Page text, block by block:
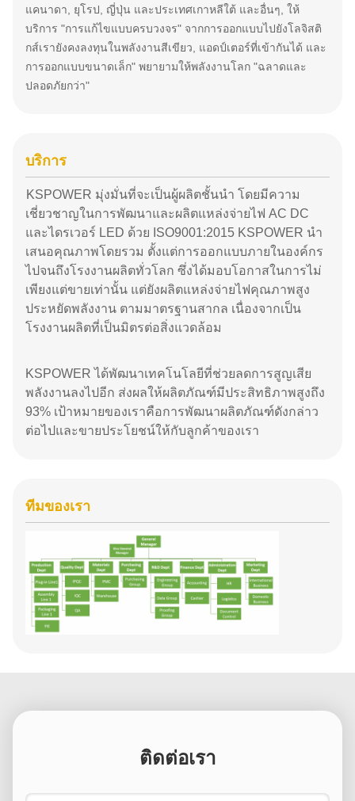
แคนาดา, ยุโรป, ญี่ปุ่น และประเทศเกาหลีใต้ และอื่นๆ, ให้
บริการ "การแก้ไขแบบครบวงจร" จากการออกแบบไปยังโลจิสติ
กส์เรายังคงลงทุนในพลังงานสีเขียว, แอดป์เตอร์ที่เข้ากันได้ และ
การออกแบบขนาดเล็ก" พยายามให้พลังงานโลก "ฉลาดและ
ปลอดภัยกว่า"
บริการ
KSPOWER มุ่งมั่นที่จะเป็นผู้ผลิตชั้นนำ โดยมีความ
เชี่ยวชาญในการพัฒนาและผลิตแหล่งจ่ายไฟ AC DC
และไดรเวอร์ LED ด้วย ISO9001:2015 KSPOWER นำ
เสนอคุณภาพโดยรวม ตั้งแต่การออกแบบภายในองค์กร
ไปจนถึงโรงงานผลิตทั่วโลก ซึ่งได้มอบโอกาสในการไม่
เพียงแต่ขายเท่านั้น แต่ยังผลิตแหล่งจ่ายไฟคุณภาพสูง
ประหยัดพลังงาน ตามมาตรฐานสากล เนื่องจากเป็น
โรงงานผลิตที่เป็นมิตรต่อสิ่งแวดล้อม
KSPOWER ได้พัฒนาเทคโนโลยีที่ช่วยลดการสูญเสีย
พลังงานลงไปอีก ส่งผลให้ผลิตภัณฑ์มีประสิทธิภาพสูงถึง
93% เป้าหมายของเราคือการพัฒนาผลิตภัณฑ์ดังกล่าว
ต่อไปและขายประโยชน์ให้กับลูกค้าของเรา
ทีมของเรา
ติดต่อเรา